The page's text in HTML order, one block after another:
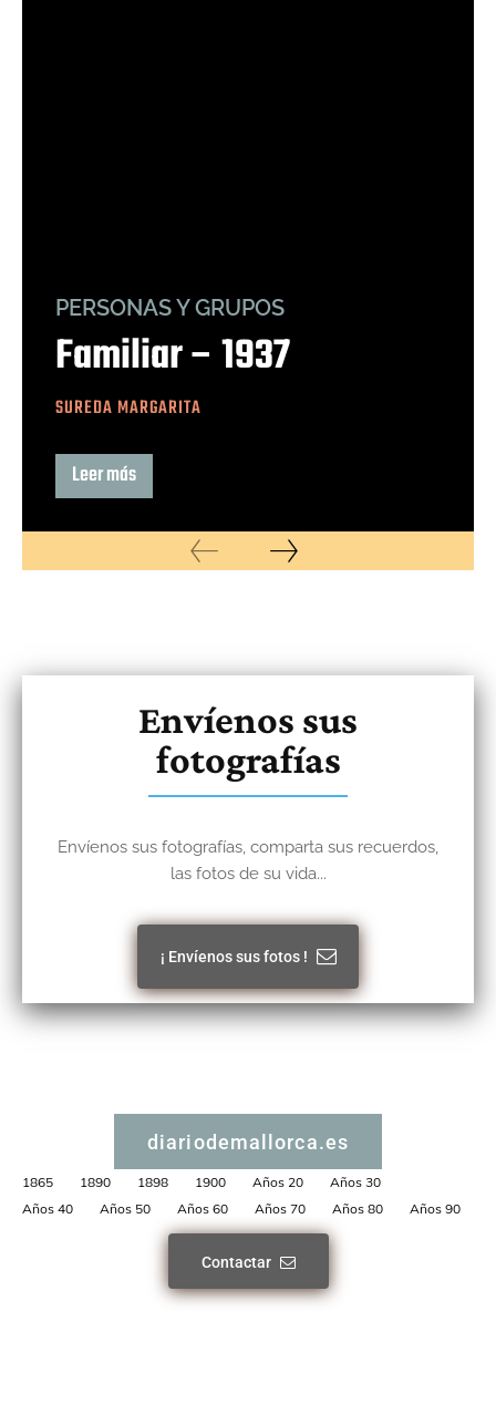
PERSONAS Y GRUPOS
Familiar – 1937
SUREDA MARGARITA
Leer más
Envíenos sus
fotografías
Envíenos sus fotografías, comparta sus recuerdos,
las fotos de su vida...
¡ Envíenos sus fotos !
diariodemallorca.es
1865 1890 1898 1900 Años 20
Años 30
Años 40
Años 50 Años 60 Años 70 Años 80 Años 90
Contactar